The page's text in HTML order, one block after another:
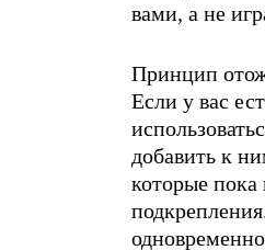
вами, а не
Принцип
Если у вас
добавить к
которые